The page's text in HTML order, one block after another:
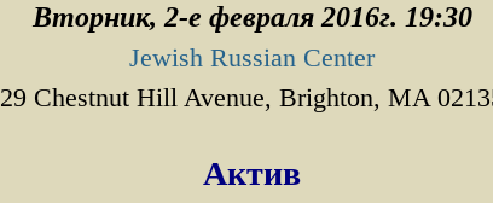
Вторник, 2-е февраля 2016г. 19:30
Jewish Russian Center
29 Chestnut Hill Avenue, Brighton, MA
Актив